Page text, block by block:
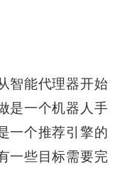
智能代理器开始
是一个机器人手
一个推荐引擎的
一些目标需要完